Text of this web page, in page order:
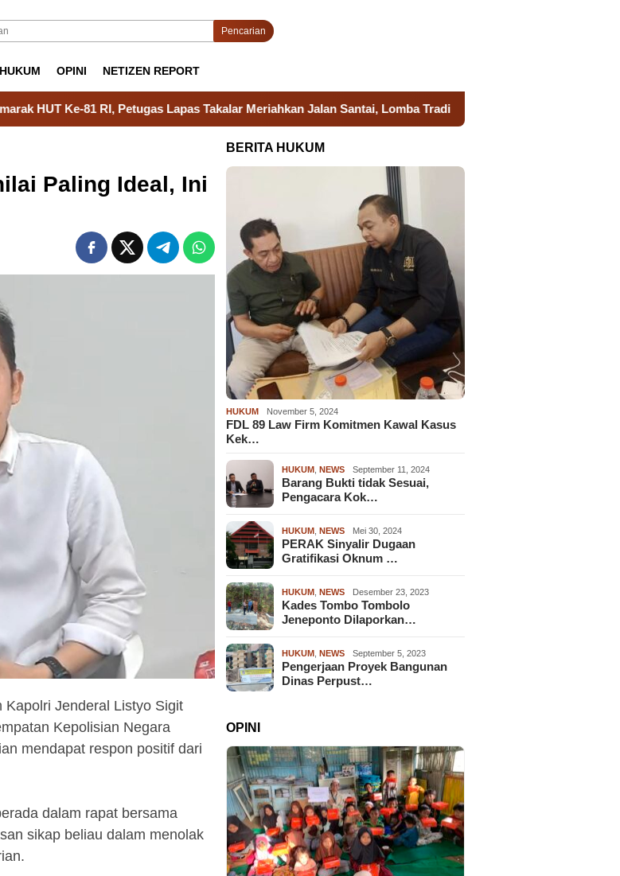
Pencarian
HUKUM OPINI NETIZEN REPORT
81 RI, Petugas Lapas Takalar Meriahkan Jalan Santai, Lomba Tradisional dan Aksi Sosial Kanwil Ditjenpas
Paling Ideal, Ini
Kapolri Jenderal Listyo Sigit
Kepolisian Negara
mendapat respon positif dari
dalam rapat bersama
sikap beliau dalam menolak
BERITA HUKUM
HUKUM November 5, 2024
FDL 89 Law Firm Komitmen Kawal Kasus
Kek…
HUKUM ,NEWS September 11, 2024
Barang Bukti tidak Sesuai,
Pengacara Kok…
HUKUM ,NEWS Mei 30, 2024
PERAK Sinyalir Dugaan
Gratifikasi Oknum …
HUKUM ,NEWS Desember 23, 2023
Kades Tombo Tombolo
Jeneponto Dilaporkan…
HUKUM ,NEWS September 5, 2023
Pengerjaan Proyek Bangunan
Dinas Perpust…
OPINI